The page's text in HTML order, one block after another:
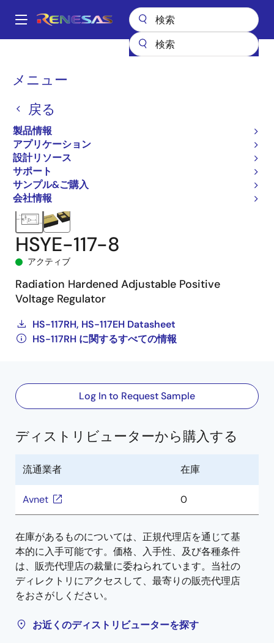
ン
Main
メニュー
戻る
製品情報
アプリケーション
設計リソース
サポート
サンプル&ご購入
会社情報
パ
く
ず
航空宇宙および苛酷環境用IC
HS-117RH
HSYE-117-8
アクティブ
Radiation Hardened Adjustable Positive
Voltage Regulator
HS-117RH, HS-117EH Datasheet
HS-117RH に関するすべての情報
Log In to Request Sample
ディストリビューターから購入する
流通業者 在庫
Avnet 0
在庫があるものについては、正規代理店を通じて基
本的に入手可能です。価格、入手性、及び各種条件
は、販売代理店の裁量に委ねられています。当社の
ディレクトリにアクセスして、最寄りの販売代理店
をおさがしください。
お近くのディストリビューターを探す